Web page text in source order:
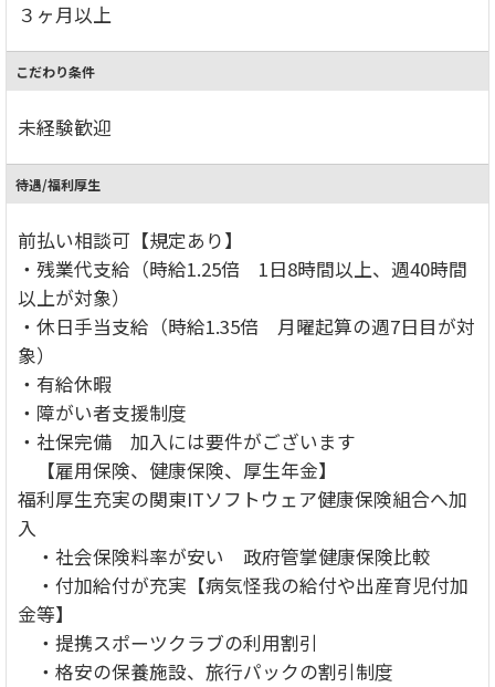
３ヶ月以上
こだわり条件
未経験歓迎
待遇/福利厚生
前払い相談可【規定あり】
・残業代支給（時給1.25倍 1日8時間以上、週40時間
以上が対象）
・休日手当支給（時給1.35倍 月曜起算の週7日目が対
象）
・有給休暇
・障がい者支援制度
・社保完備 加入には要件がございます
【雇用保険、健康保険、厚生年金】
福利厚生充実の関東ITソフトウェア健康保険組合へ加
入
・社会保険料率が安い 政府管掌健康保険比較
・付加給付が充実【病気怪我の給付や出産育児付加
金等】
・提携スポーツクラブの利用割引
・格安の保養施設、旅行パックの割引制度